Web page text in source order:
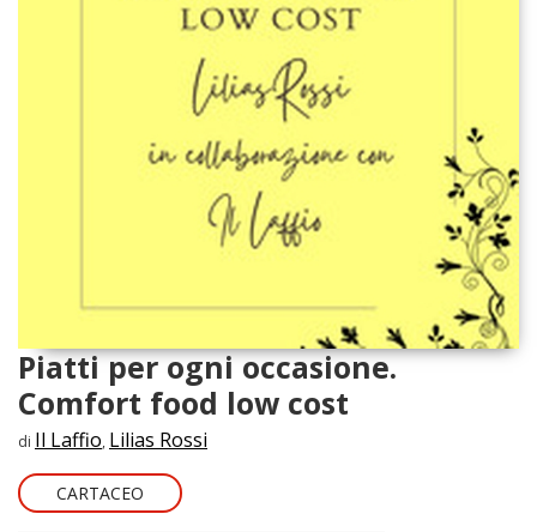
Piatti per ogni occasione.
Comfort food low cost
di Il Laffio, Lilias Rossi
CARTACEO